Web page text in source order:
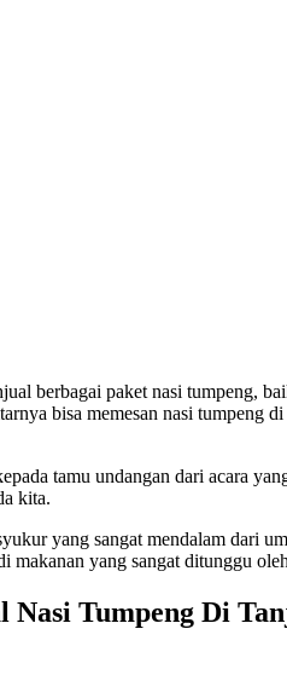
berbagai paket nasi tumpeng,
bisa memesan nasi
tamu undangan dari acara
kita.
yang sangat mendalam dari
makanan yang sangat ditunggu
Nasi Tumpeng Di